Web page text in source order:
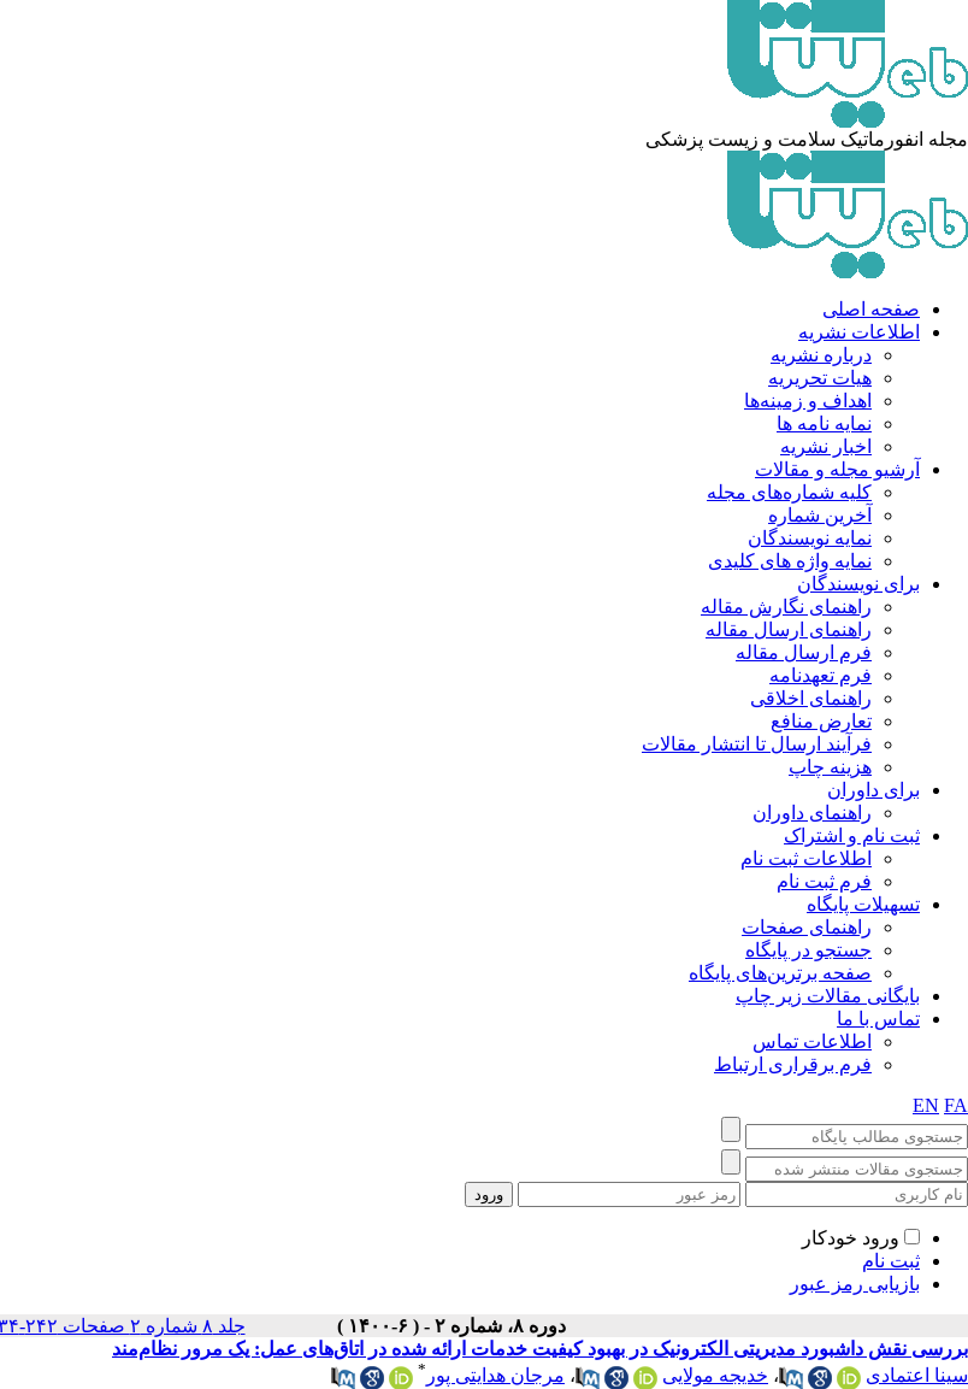
مجله انفورماتیک سلامت و زیست پزشکی
صفحه اصلی
اطلاعات نشریه
درباره نشریه
هیات تحریریه
اهداف و زمینه‌ها
نمایه نامه ها
اخبار نشریه
آرشیو مجله و مقالات
کلیه شماره‌های مجله
آخرین شماره
نمایه نویسندگان
نمایه واژه های کلیدی
برای نویسندگان
راهنمای نگارش مقاله
راهنمای ارسال مقاله
فرم ارسال مقاله
فرم تعهدنامه
راهنمای اخلاقی
تعارض منافع
فرآیند ارسال تا انتشار مقالات
هزینه چاپ
برای داوران
راهنمای داوران
ثبت نام و اشتراک
اطلاعات ثبت نام
فرم ثبت نام
تسهیلات پایگاه
راهنمای صفحات
جستجو در پایگاه
صفحه برترین‌های پایگاه
بایگانی مقالات زیر چاپ
تماس با ما
اطلاعات تماس
فرم برقراری ارتباط
EN FA
ورود خودکار
ثبت نام
بازیابی رمز عبور
دوره ۸، شماره ۲ - ( ۶-۱۴۰۰ ) جلد ۸ شماره ۲ صفحات ۲۴۲-۲۳۴
بررسی نقش داشبورد مدیریتی الکترونیک در بهبود کیفیت خدمات ارائه شده در اتاق‌های عمل: یک مرور نظام‌مند
سینا اعتمادی
، خدیجه مولایی ، مرجان هدایتی پور *